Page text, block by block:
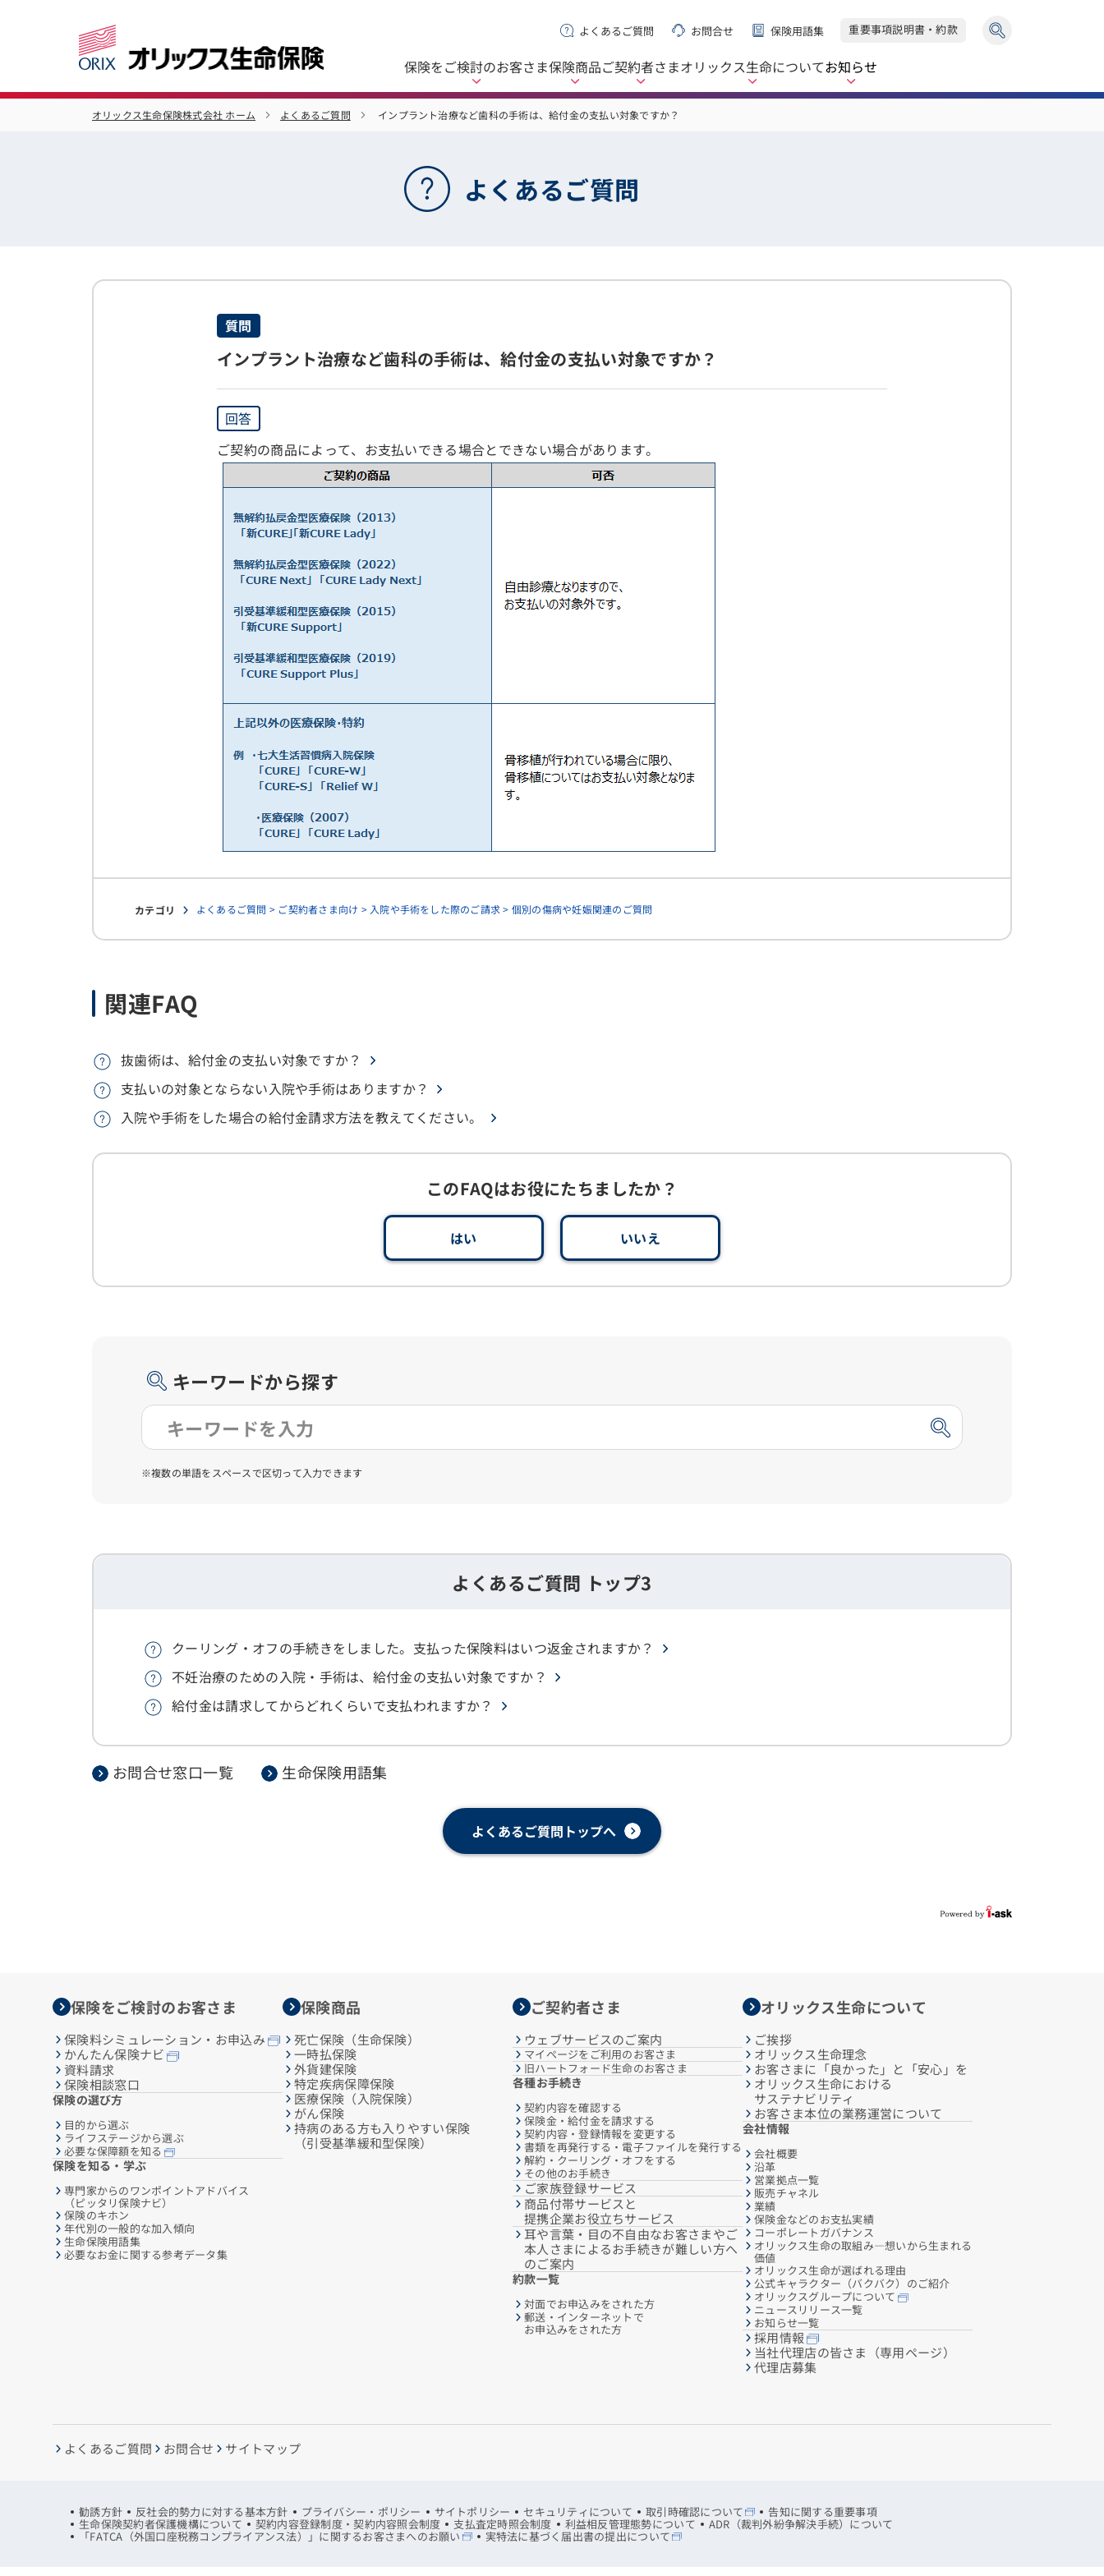
保険をご検討のお客さま保険商品ご契約者さまオリックス生命についてお知らせ
よくあるご質問 お問合せ 保険用語集 重要事項説明書・約款
オリックス生命保険株式会社 ホーム よくあるご質問 インプラント治療など歯科の手術は、給付金の支払い対象ですか？
よくあるご質問
質問
インプラント治療など歯科の手術は、給付金の支払い対象ですか？
回答
ご契約の商品によって、お支払いできる場合とできない場合があります。
カテゴリ よくあるご質問 > ご契約者さま向け > 入院や手術をした際のご請求 > 個別の傷病や妊娠関連のご質問
関連FAQ
抜歯術は、給付金の支払い対象ですか？
支払いの対象とならない入院や手術はありますか？
入院や手術をした場合の給付金請求方法を教えてください。
このFAQはお役にたちましたか？
はい いいえ
キーワードから探す
※複数の単語をスペースで区切って入力できます
よくあるご質問 トップ3
クーリング・オフの手続きをしました。支払った保険料はいつ返金されますか？
不妊治療のための入院・手術は、給付金の支払い対象ですか？
給付金は請求してからどれくらいで支払われますか？
お問合せ窓口一覧 生命保険用語集
よくあるご質問トップへ
保険をご検討のお客さま
保険料シミュレーション・お申込み
かんたん保険ナビ
資料請求
保険相談窓口
保険の選び方
目的から選ぶ
ライフステージから選ぶ
必要な保障額を知る
保険を知る・学ぶ
専門家からのワンポイントアドバイス
（ピッタリ保険ナビ）
保険のキホン
年代別の一般的な加入傾向
生命保険用語集
必要なお金に関する参考データ集
保険商品
死亡保険（生命保険）
一時払保険
外貨建保険
特定疾病保障保険
医療保険（入院保険）
がん保険
持病のある方も入りやすい保険
（引受基準緩和型保険）
ご契約者さま
ウェブサービスのご案内
マイページをご利用のお客さま
旧ハートフォード生命のお客さま
各種お手続き
契約内容を確認する
保険金・給付金を請求する
契約内容・登録情報を変更する
書類を再発行する・電子ファイルを発行する
解約・クーリング・オフをする
その他のお手続き
ご家族登録サービス
商品付帯サービスと
提携企業お役立ちサービス
耳や言葉・目の不自由なお客さまやご
本人さまによるお手続きが難しい方へ
のご案内
約款一覧
対面でお申込みをされた方
郵送・インターネットで
お申込みをされた方
オリックス生命について
ご挨拶
オリックス生命理念
お客さまに「良かった」と「安心」を
オリックス生命における
サステナビリティ
お客さま本位の業務運営について
会社情報
会社概要
沿革
営業拠点一覧
販売チャネル
業績
保険金などのお支払実績
コーポレートガバナンス
オリックス生命の取組み―想いから生まれる
価値
オリックス生命が選ばれる理由
公式キャラクター（バクバク）のご紹介
オリックスグループについて
ニュースリリース一覧
お知らせ一覧
採用情報
当社代理店の皆さま（専用ページ）
代理店募集
よくあるご質問 お問合せ サイトマップ
勧誘方針 反社会的勢力に対する基本方針 プライバシー・ポリシー サイトポリシー セキュリティについて 取引時確認について 告知に関する重要事項
生命保険契約者保護機構について 契約内容登録制度・契約内容照会制度 支払査定時照会制度 利益相反管理態勢について ADR（裁判外紛争解決手続）について
「FATCA（外国口座税務コンプライアンス法）」に関するお客さまへのお願い 実特法に基づく届出書の提出について